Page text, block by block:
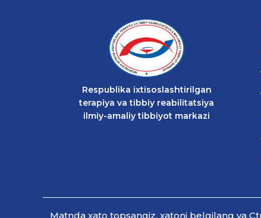
Respublika ixtisoslashtirilgan
terapiya va tibbiy reabilitatsiya
ilmiy-amaliy tibbiyot markazi
Мatnda xato topsangiz, xatoni belgilang va